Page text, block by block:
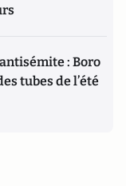
: Boro
tubes de l’été